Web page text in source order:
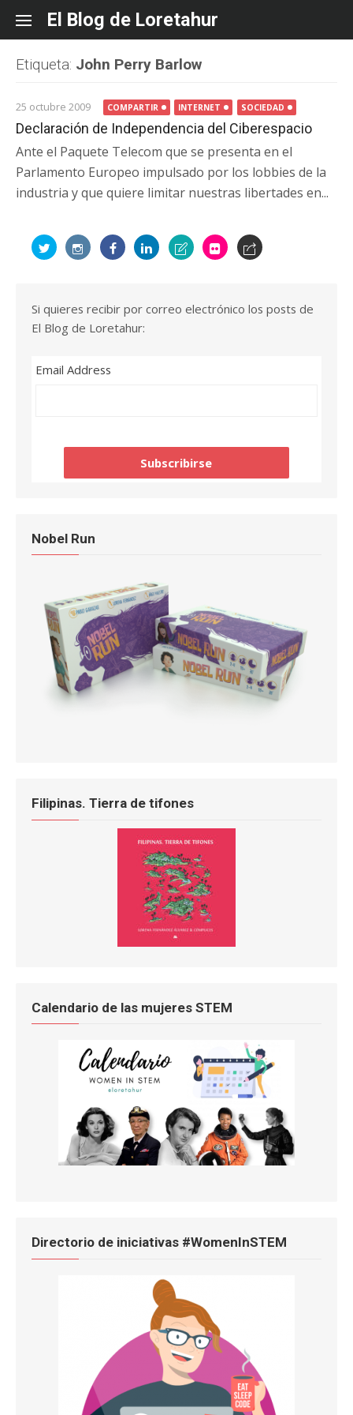
content
El Blog de Loretahur
Etiqueta: John Perry Barlow
25 octubre 2009 COMPARTIR INTERNET SOCIEDAD
Declaración de Independencia del Ciberespacio
Ante el Paquete Telecom que se presenta en el
Parlamento Europeo impulsado por los lobbies de la
industria y que quiere limitar nuestras libertades en...
Si quieres recibir por correo electrónico los posts de
El Blog de Loretahur:
Email Address
Nobel Run
Filipinas. Tierra de tifones
Calendario de las mujeres STEM
Directorio de iniciativas #WomenInSTEM